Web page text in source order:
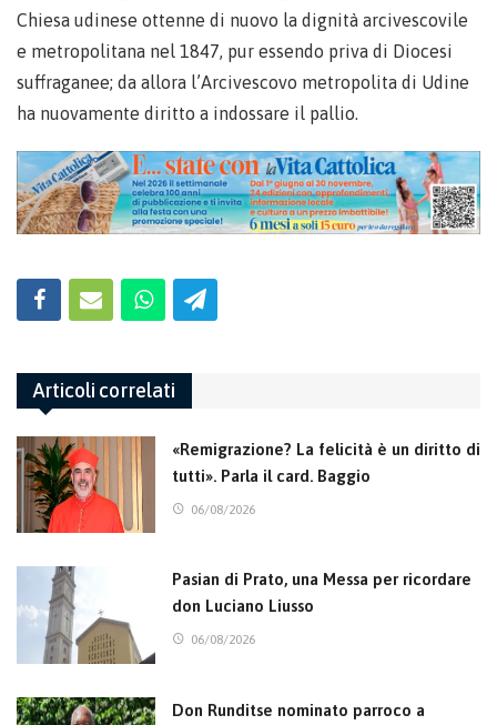
Chiesa udinese ottenne di nuovo la dignità arcivescovile
e metropolitana nel 1847, pur essendo priva di Diocesi
suffraganee; da allora l’Arcivescovo metropolita di Udine
ha nuovamente diritto a indossare il pallio.
Articoli correlati
«Remigrazione? La felicità è un diritto di
tutti». Parla il card. Baggio
06/08/2026
Pasian di Prato, una Messa per ricordare
don Luciano Liusso
06/08/2026
Don Runditse nominato parroco a